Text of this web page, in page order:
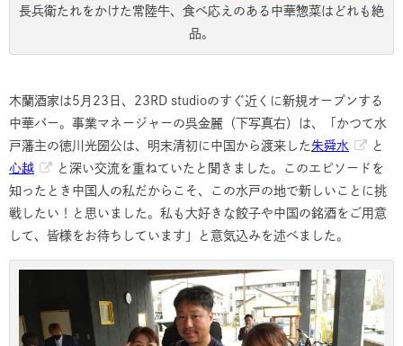
長兵衛たれをかけた常陸牛、食べ応えのある中華惣菜はどれも絶
品。
木蘭酒家は5月23日、23RD studioのすぐ近くに新規オープンする
中華バー。事業マネージャーの呉金麗（下写真右）は、「かつて水
戸藩主の徳川光圀公は、明末清初に中国から渡来した朱舜水
と
心越
と深い交流を重ねていたと聞きました。このエピソードを
知ったとき中国人の私だからこそ、この水戸の地で新しいことに挑
戦したい！と思いました。私も大好きな餃子や中国の銘酒をご用意
して、皆様をお待ちしています」と意気込みを述べました。